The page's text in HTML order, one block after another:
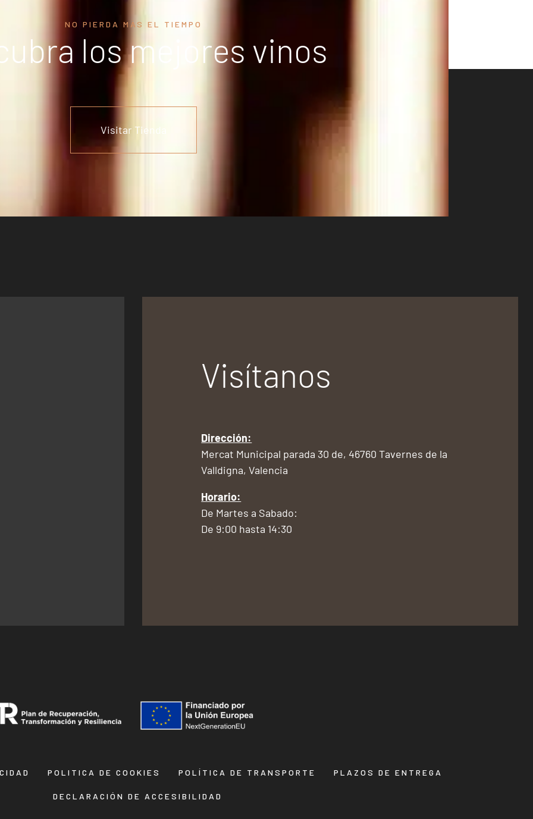
NO PIERDA MÁS EL TIEMPO
los mejores vinos
Visitar Tienda
Visítanos
Dirección:
Mercat Municipal parada 30 de, 46760 Tavernes de la
Valldigna, Valencia
Horario:
De Martes a Sabado:
De 9:00 hasta 14:30
POLITICA DE COOKIES POLÍTICA DE TRANSPORTE PLAZOS DE ENTREGA
DECLARACIÓN DE ACCESIBILIDAD